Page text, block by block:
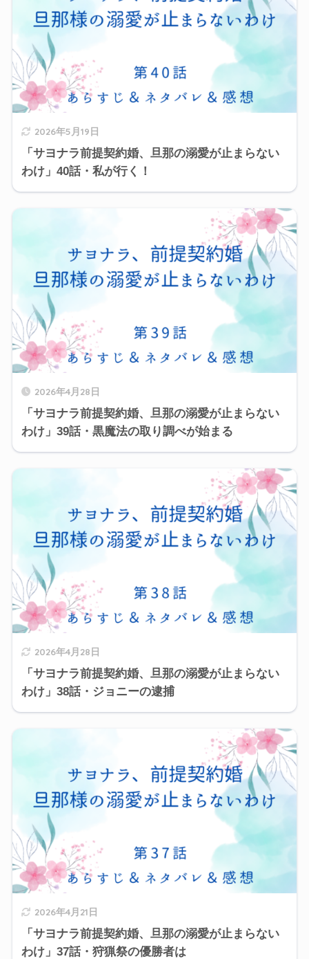
2026年5月19日
「サヨナラ前提契約婚、旦那の溺愛が止まらない
わけ」40話・私が行く！
2026年4月28日
「サヨナラ前提契約婚、旦那の溺愛が止まらない
わけ」39話・黒魔法の取り調べが始まる
2026年4月28日
「サヨナラ前提契約婚、旦那の溺愛が止まらない
わけ」38話・ジョニーの逮捕
2026年4月21日
「サヨナラ前提契約婚、旦那の溺愛が止まらない
わけ」37話・狩猟祭の優勝者は